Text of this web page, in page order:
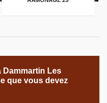
Dammartin Les
que vous devez